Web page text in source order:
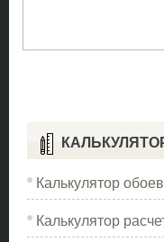
Калькулятор обоев
Калькулятор